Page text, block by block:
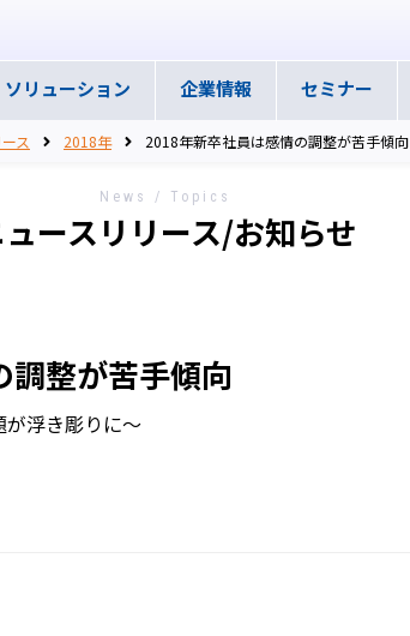
ソリューション 企業情報 セミナー
ス 2018年 2018年新卒社員は感情の調整が苦手傾向
News / Topics
ースリリース/お知らせ
整が苦手傾向
浮き彫りに～